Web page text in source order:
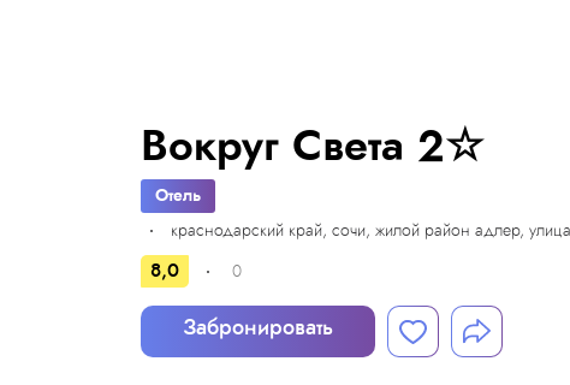
Вокруг Света 2☆
Отель
краснодарский край, сочи, жилой район адлер,
8,0 0
Забронировать